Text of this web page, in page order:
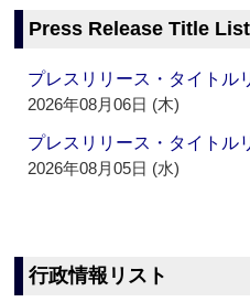
Press Release Title
プレスリリース・タイト
2026年08月06日 (木)
プレスリリース・タイト
2026年08月05日 (水)
行政情報リスト